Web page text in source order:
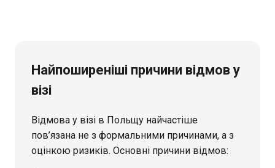
Найпоширеніші причини відмов у
візі
Відмова у візі в Польщу найчастіше
пов’язана не з формальними причинами, а з
оцінкою ризиків. Основні причини відмов: